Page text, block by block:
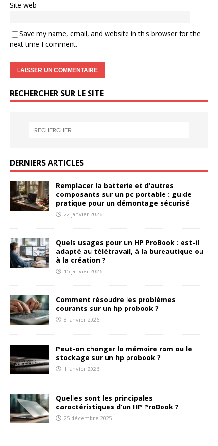
Site web
Save my name, email, and website in this browser for the
next time I comment.
RECHERCHER SUR LE SITE
DERNIERS ARTICLES
Remplacer la batterie et d’autres
composants sur un pc portable : guide
pratique pour un démontage sécurisé
22 janvier 2026
Quels usages pour un HP ProBook : est-il
adapté au télétravail, à la bureautique ou
à la création ?
15 janvier 2026
Comment résoudre les problèmes
courants sur un hp probook ?
8 janvier 2026
Peut-on changer la mémoire ram ou le
stockage sur un hp probook ?
1 janvier 2026
Quelles sont les principales
caractéristiques d’un HP ProBook ?
25 décembre 2025